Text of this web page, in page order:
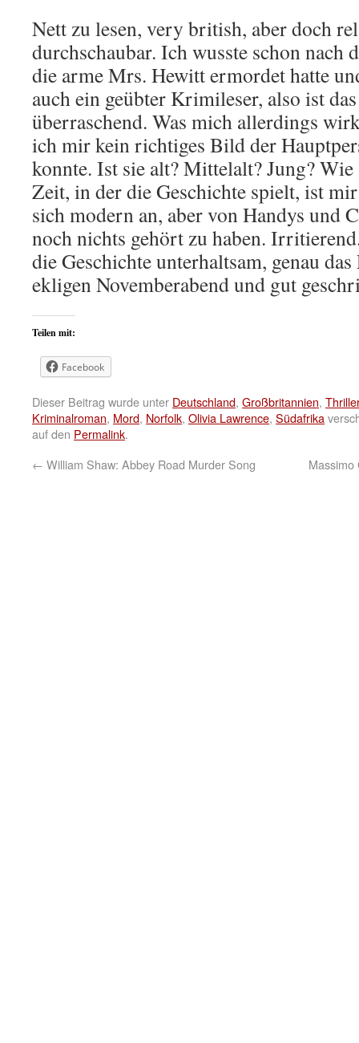
Nett zu lesen, very british, aber doch
durchschaubar. Ich wusste schon nach
die arme Mrs. Hewitt ermordet hatte
auch ein geübter Krimileser, also ist
überraschend. Was mich allerdings
ich mir kein richtiges Bild der
konnte. Ist sie alt? Mittelalt? Jung? Wie
Zeit, in der die Geschichte spielt, ist
sich modern an, aber von Handys und
noch nichts gehört zu haben.
die Geschichte unterhaltsam, genau
ekligen Novemberabend und gut
Teilen mit:
Facebook
Dieser Beitrag wurde unter Deutschland, Großbritannien,
Kriminalroman, Mord, Norfolk, Olivia Lawrence, Südafrika
auf den Permalink.
← William Shaw: Abbey Road Murder Song